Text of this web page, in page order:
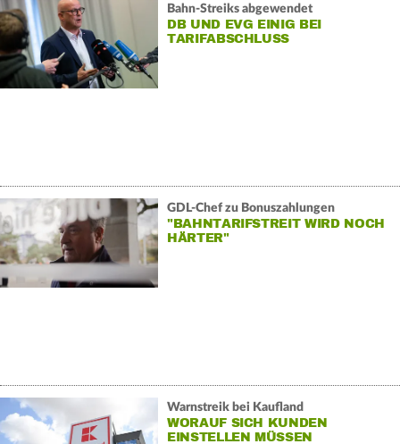
Bahn-Streiks abgewendet
DB UND EVG EINIG BEI
TARIFABSCHLUSS
GDL-Chef zu Bonuszahlungen
"BAHNTARIFSTREIT WIRD NOCH
HÄRTER"
Warnstreik bei Kaufland
WORAUF SICH KUNDEN
EINSTELLEN MÜSSEN